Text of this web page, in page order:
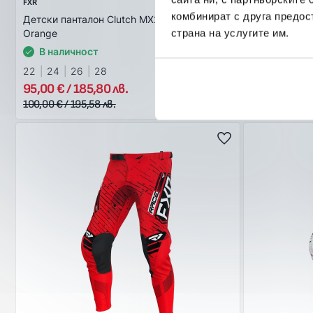
комбинират с друга
страна на услугите им.
FXR
Детски панталон Clutch MX26 Grey Sky
Orange
В наличност
22
24 26 28
95,00 € / 185,80 лв.
100,00 € / 195,58 лв.
FXR
Детски
Red